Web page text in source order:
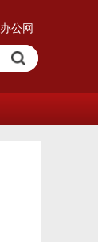
办公网